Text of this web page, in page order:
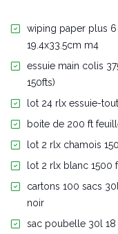
wiping paper plus
19.4x33.5cm m4
essuie main colis
150fts)
lot 24 rlx essuie-tout
boite de 200 ft
lot 2 rlx chamois
lot 2 rlx blanc 1500
cartons 100 sacs
noir
sac poubelle 30l